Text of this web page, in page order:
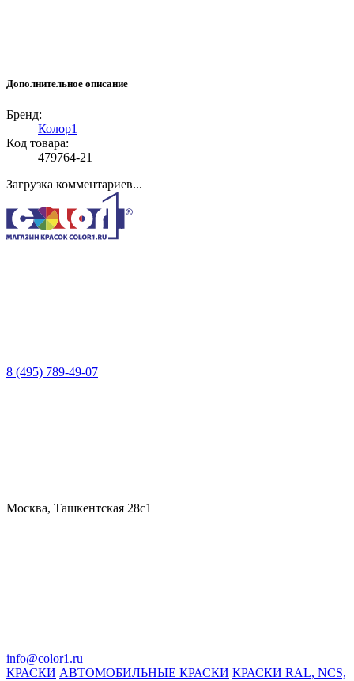
Дополнительное описание
Бренд:
Колор1
Код товара:
479764-21
Загрузка комментариев...
8 (495) 789-49-07
Москва, Ташкентская 28с1
info@color1.ru
КРАСКИ АВТОМОБИЛЬНЫЕ КРАСКИ КРАСКИ RAL, NCS,